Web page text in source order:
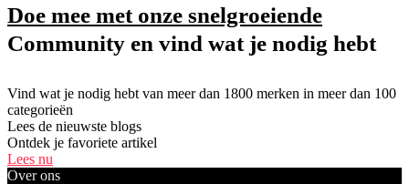
Doe mee met onze snelgroeiende
Community en vind wat je nodig hebt
Vind wat je nodig hebt van meer dan 1800 merken in meer dan 100
categorieën
Lees de nieuwste blogs
Ontdek je favoriete artikel
Lees nu
Over ons